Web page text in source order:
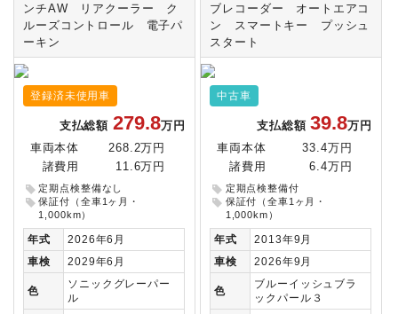
ンチAW リアクーラー ク
ルーズコントロール 電子パ
ーキン
登録済未使用車
支払総額 279.8万円
車両本体
268.2万円
諸費用
11.6万円
定期点検整備なし
保証付（全車1ヶ月・
1,000km）
年式
2026年6月
車検
2029年6月
色
ソニックグレーパー
ル
ブレコーダー オートエアコ
ン スマートキー プッシュ
スタート
中古車
支払総額39.8万円
車両本体
33.4万円
諸費用
6.4万円
定期点検整備付
保証付（全車1ヶ月・
1,000km）
年式
2013年9月
車検
2026年9月
色
ブルーイッシュブラ
ックパール３